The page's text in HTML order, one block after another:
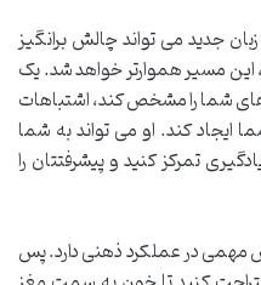
جدید می تواند چالش برانگیز
این مسیر هموارتر خواهد شد. یک
شما را مشخص کند، اشتباهات
ایجاد کند. او می تواند به شما
تمرکز کنید و پیشرفتتان را
در عملکرد ذهنی دارد. پس